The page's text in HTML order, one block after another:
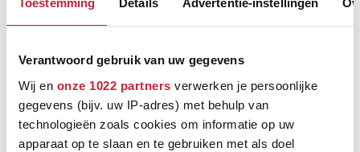
Toestemming Details Advertentie-instellingen
Verantwoord gebruik van uw gegevens
Wij en onze 1022 partners verwerken je persoonlijke
gegevens (bijv. uw IP-adres) met behulp van
technologieën zoals cookies om informatie op uw
apparaat op te slaan en te gebruiken met als doel
Ruim assortiment, elke stijl